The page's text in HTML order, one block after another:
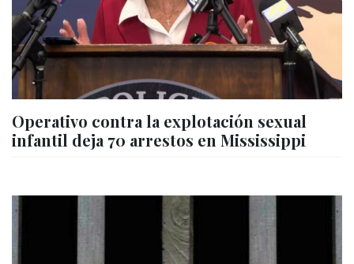
Operativo contra la explotación sexual
infantil deja 70 arrestos en Mississippi